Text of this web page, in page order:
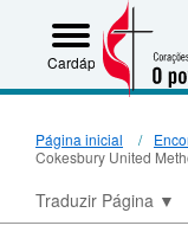
Cardápio
Página inicial
Cokesbury United
Traduzir Página ▼